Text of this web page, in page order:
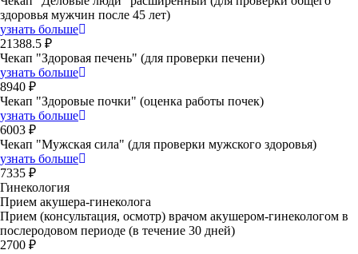
здоровья мужчин после 45 лет)
узнать больше
21388.5 ₽
Чекап "Здоровая печень" (для проверки печени)
узнать больше
8940 ₽
Чекап "Здоровые почки" (оценка работы почек)
узнать больше
6003 ₽
Чекап "Мужская сила" (для проверки мужского здоровья)
узнать больше
7335 ₽
Гинекология
Прием акушера-гинеколога
Прием (консультация, осмотр) врачом акушером-гинекологом в
послеродовом периоде (в течение 30 дней)
2700 ₽